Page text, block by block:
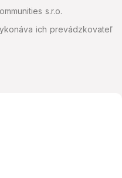
s.r.o.
ich prevádzkovateľ